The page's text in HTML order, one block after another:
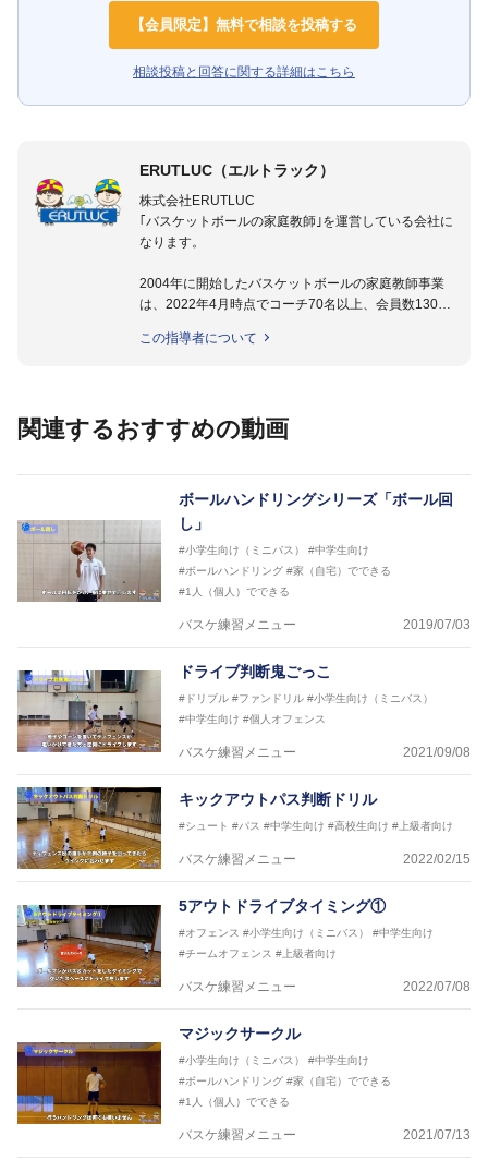
【会員限定】無料で相談を投稿する
相談投稿と回答に関する詳細はこちら
ERUTLUC（エルトラック）
株式会社ERUTLUC
｢バスケットボールの家庭教師｣を運営している会社に
なります。
2004年に開始したバスケットボールの家庭教師事業
は、2022年4月時点でコーチ70名以上、会員数1300
指導実績多数・各地講習会なども担当しており、「は
など多くの書籍・DVDも監修しています。
2016年U12ナショナルキャンプヘッドコーチ
2016年U13ナショナルキャンプヘッドコーチ
2016年男子日本代表サポートコーチ
2017年U12ナショナルキャンプヘッドコーチ
2017年U13ナショナルキャンプヘッドコーチ
2017年男子日本代表サポートコーチ
2018年U22日本代表スプリングキャンプアドバイザ
2018年U13ナショナルキャンプヘッドコーチ
2018年～2021年男子日本代表サポートコーチ
2021年～女子日本代表アシスタントコーチ
この指導者について
関連するおすすめの動画
ボールハンドリングシリーズ「ボール回
し」
#小学生向け（ミニバス）
#中学生向け
#ボールハンドリング #家（自宅）でできる
#1人（個人）でできる
バスケ練習メニュー 2019/07/03
ドライブ判断鬼ごっこ
#ドリブル #ファンドリル #小学生向け（ミニバス）
#中学生向け #個人オフェンス
バスケ練習メニュー 2021/09/08
キックアウトパス判断ドリル
#シュート #パス #中学生向け #高校生向け #上級者向け
バスケ練習メニュー 2022/02/15
5アウトドライブタイミング①
#オフェンス #小学生向け（ミニバス）
#中学生向け
#チームオフェンス #上級者向け
バスケ練習メニュー 2022/07/08
マジックサークル
#小学生向け（ミニバス）
#中学生向け
#ボールハンドリング #家（自宅）でできる
#1人（個人）でできる
バスケ練習メニュー 2021/07/13